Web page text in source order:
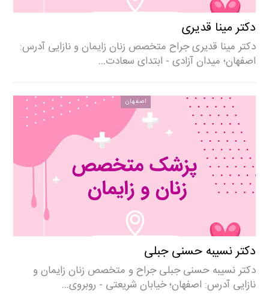
دکتر مینا قدیری
دکتر مینا قدیری جراح متخصص زنان زایمان و نازایی آدرس:
اصفهان؛ میدان آزادی - ابتدای سعادت…
اصفهان
دکتر نسیبه حسنی جبلی
دکتر نسیبه حسنی جبلی جراح و متخصص زنان زایمان و
نازایی آدرس: اصفهان؛ خیابان شریعتی - روبروی…